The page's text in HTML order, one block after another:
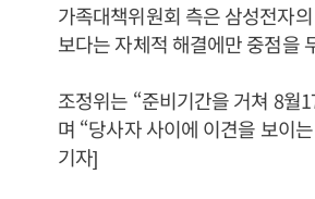
가족대책위원회 측은 삼성전자
보다는 자체적 해결에만 중점을
조정위는 “준비기간을 거쳐 8월
며 “당사자 사이에 이견을 보이
기자]